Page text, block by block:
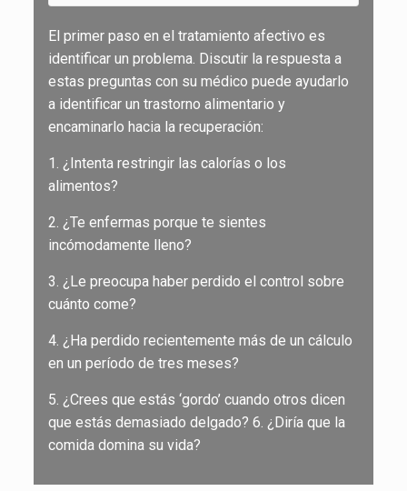
El primer paso en el tratamiento afectivo es
identificar un problema. Discutir la respuesta a
estas preguntas con su médico puede ayudarlo
a identificar un trastorno alimentario y
encaminarlo hacia la recuperación:
1. ¿Intenta restringir las calorías o los
alimentos?
2. ¿Te enfermas porque te sientes
incómodamente lleno?
3. ¿Le preocupa haber perdido el control sobre
cuánto come?
4. ¿Ha perdido recientemente más de un cálculo
en un período de tres meses?
5. ¿Crees que estás ‘gordo’ cuando otros dicen
que estás demasiado delgado? 6. ¿Diría que la
comida domina su vida?